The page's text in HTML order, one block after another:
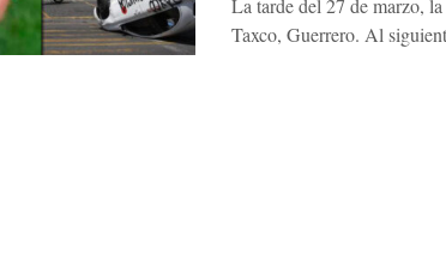
La tarde del 27 de marzo,
Taxco, Guerrero. Al